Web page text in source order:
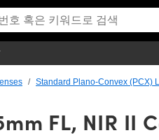
Standard Plano-Convex (PCX)
FL, NIR II